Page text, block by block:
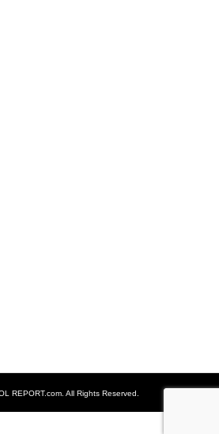
REPORT.com. All Rights Reserved.